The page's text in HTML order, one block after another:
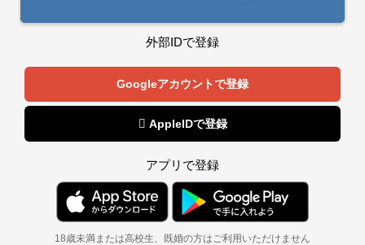
外部IDで登録
Googleアカウントで登録
 AppleIDで登録
アプリで登録
18歳未満または高校生、既婚の方はご利用いただけません